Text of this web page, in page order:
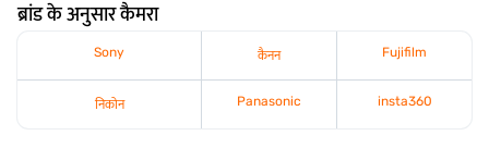
ब्रांड के अनुसार कैमरा
Sony कैनन Fujifilm
निकोन Panasonic insta360